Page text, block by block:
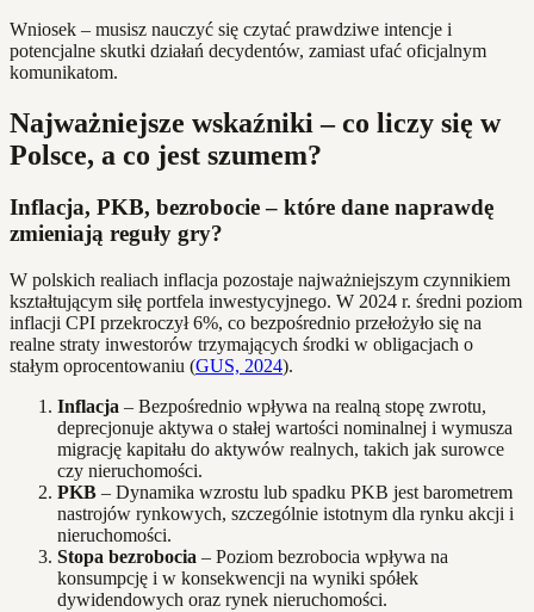
Wniosek – musisz nauczyć się czytać prawdziwe intencje i
potencjalne skutki działań decydentów, zamiast ufać oficjalnym
komunikatom.
Najważniejsze wskaźniki – co liczy się w
Polsce, a co jest szumem?
Inflacja, PKB, bezrobocie – które dane naprawdę
zmieniają reguły gry?
W polskich realiach inflacja pozostaje najważniejszym czynnikiem
kształtującym siłę portfela inwestycyjnego. W 2024 r. średni poziom
inflacji CPI przekroczył 6%, co bezpośrednio przełożyło się na
realne straty inwestorów trzymających środki w obligacjach o
stałym oprocentowaniu (GUS, 2024).
Inflacja – Bezpośrednio wpływa na realną stopę zwrotu,
deprecjonuje aktywa o stałej wartości nominalnej i wymusza
migrację kapitału do aktywów realnych, takich jak surowce
czy nieruchomości.
PKB – Dynamika wzrostu lub spadku PKB jest barometrem
nastrojów rynkowych, szczególnie istotnym dla rynku akcji i
nieruchomości.
Stopa bezrobocia – Poziom bezrobocia wpływa na
konsumpcję i w konsekwencji na wyniki spółek
dywidendowych oraz rynek nieruchomości.